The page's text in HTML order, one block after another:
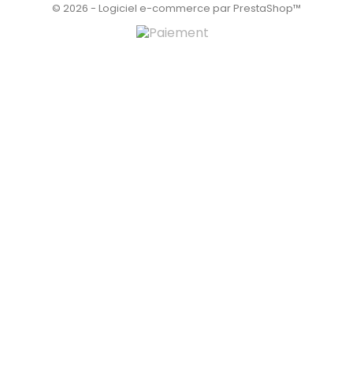
© 2026 - Logiciel e-commerce par PrestaShop™